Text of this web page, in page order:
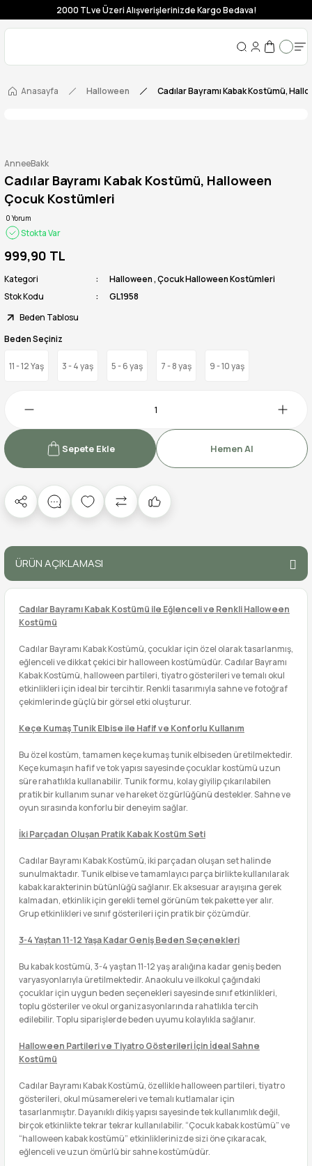
2000 TL ve Üzeri Alışverişlerinizde Kargo Bedava!
Anasayfa Halloween Cadılar Bayramı Kabak Kostümü,
AnneeBakk
Cadılar Bayramı Kabak Kostümü, Halloween
Çocuk Kostümleri
0 Yorum
Stokta Var
999,90 TL
Kategori Halloween,Çocuk Halloween Kostümleri
Stok Kodu
GL1958
Beden Tablosu
Beden Seçiniz
11 - 12 Yaş 3 - 4 yaş 5 - 6 yaş 7 - 8 yaş 9 - 10 yaş
Sepete Ekle Hemen Al
ÜRÜN AÇIKLAMASI
Cadılar Bayramı Kabak Kostümü ile Eğlenceli ve Renkli Halloween
Kostümü
Cadılar Bayramı Kabak Kostümü, çocuklar için özel olarak tasarlanmış,
eğlenceli ve dikkat çekici bir halloween kostümüdür. Cadılar Bayramı
Kabak Kostümü, halloween partileri, tiyatro gösterileri ve temalı okul
etkinlikleri için ideal bir tercihtir. Renkli tasarımıyla sahne ve fotoğraf
çekimlerinde güçlü bir görsel etki oluşturur.
Keçe Kumaş Tunik Elbise ile Hafif ve Konforlu Kullanım
Bu özel kostüm, tamamen keçe kumaş tunik elbiseden üretilmektedir.
Keçe kumaşın hafif ve tok yapısı sayesinde çocuklar kostümü uzun
süre rahatlıkla kullanabilir. Tunik formu, kolay giyilip çıkarılabilen
pratik bir kullanım sunar ve hareket özgürlüğünü destekler. Sahne ve
oyun sırasında konforlu bir deneyim sağlar.
İki Parçadan Oluşan Pratik Kabak Kostüm Seti
Cadılar Bayramı Kabak Kostümü, iki parçadan oluşan set halinde
sunulmaktadır. Tunik elbise ve tamamlayıcı parça birlikte kullanılarak
kabak karakterinin bütünlüğü sağlanır. Ek aksesuar arayışına gerek
kalmadan, etkinlik için gerekli temel görünüm tek pakette yer alır.
Grup etkinlikleri ve sınıf gösterileri için pratik bir çözümdür.
3-4 Yaştan 11-12 Yaşa Kadar Geniş Beden Seçenekleri
Bu kabak kostümü, 3-4 yaştan 11-12 yaş aralığına kadar geniş beden
varyasyonlarıyla üretilmektedir. Anaokulu ve ilkokul çağındaki
çocuklar için uygun beden seçenekleri sayesinde sınıf etkinlikleri,
toplu gösteriler ve okul organizasyonlarında rahatlıkla tercih
edilebilir. Toplu siparişlerde beden uyumu kolaylıkla sağlanır.
Halloween Partileri ve Tiyatro Gösterileri İçin İdeal Sahne
Kostümü
Cadılar Bayramı Kabak Kostümü, özellikle halloween partileri, tiyatro
gösterileri, okul müsamereleri ve temalı kutlamalar için
tasarlanmıştır. Dayanıklı dikiş yapısı sayesinde tek kullanımlık değil,
birçok etkinlikte tekrar tekrar kullanılabilir. “Çocuk kabak kostümü” ve
“halloween kabak kostümü” etkinliklerinizde sizi öne çıkaracak,
eğlenceli ve uzun ömürlü bir sahne kostümüdür.